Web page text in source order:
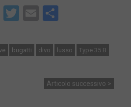
Facebook
Twitter
Email
bugatti divo lusso Type 35 B
Articolo successivo >